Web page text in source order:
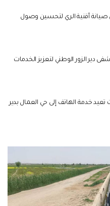
صيانة أقنية الري لتحسين وصول
الزور الوطني لتعزيز الخدمات
الاتصالات تعيد خدمة الهاتف إلى حي العمال بدير